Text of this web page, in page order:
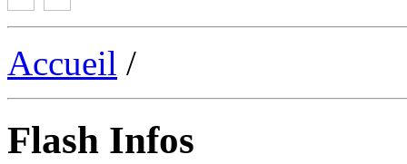
Accueil /
Flash Infos